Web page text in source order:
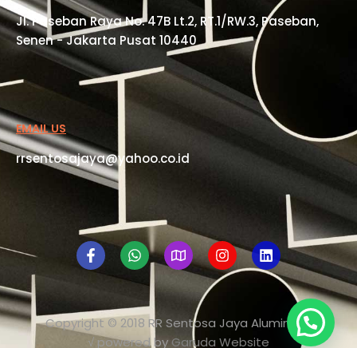
Jl. Paseban Raya No. 47B Lt.2, RT.1/RW.3, Paseban,
Senen - Jakarta Pusat 10440
EMAIL US
rrsentosajaya@yahoo.co.id
Copyright © 2018 RR Sentosa Jaya Aluminium
√ powered byGaruda Website